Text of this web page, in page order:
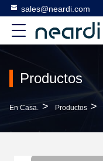
sales@neardi.com
Productos
En Casa. > Productos >